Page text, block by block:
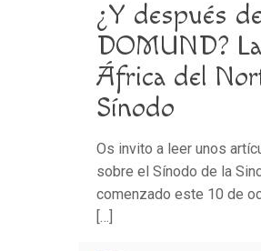
¿Y después
DOMUND?
África del
Sínodo
Os invito a leer unos
sobre el Sínodo de la
comenzado este 10 de
[…]